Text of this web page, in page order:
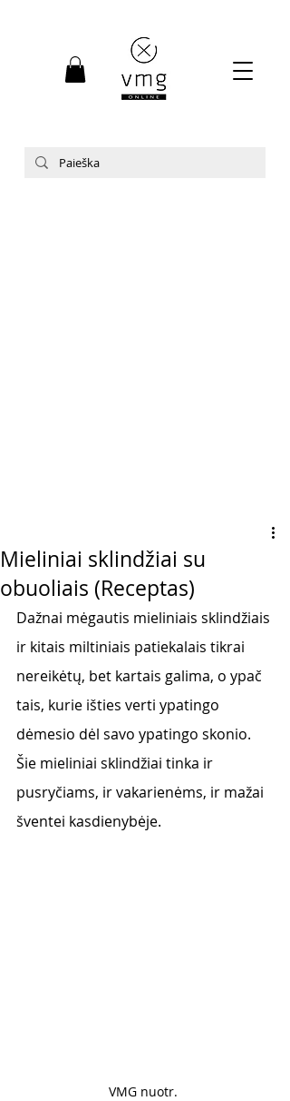
Mieliniai sklindžiai su
obuoliais (Receptas)
Dažnai mėgautis mieliniais sklindžiais
ir kitais miltiniais patiekalais tikrai
nereikėtų, bet kartais galima, o ypač
tais, kurie išties verti ypatingo
dėmesio dėl savo ypatingo skonio.
Šie mieliniai sklindžiai tinka ir
pusryčiams, ir vakarienėms, ir mažai
šventei kasdienybėje.
VMG nuotr.